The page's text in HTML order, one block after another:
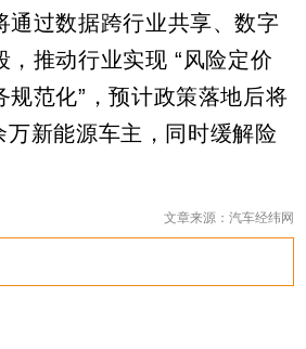
通过数据跨行业共享、数字
，推动行业实现 “风险定价
规范化”，预计政策落地后将
新能源车主，同时缓解险
文章来源：汽车经纬网